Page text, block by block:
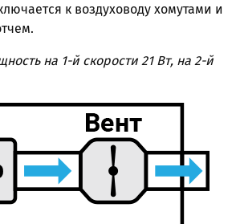
к воздуховоду хомутами и
на 1-й скорости 21 Вт, на 2-й